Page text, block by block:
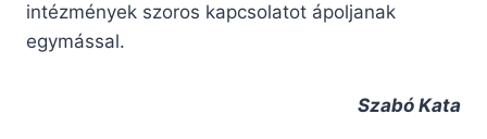
intézmények szoros kapcsolatot ápoljanak
egymással.
Szabó Kata